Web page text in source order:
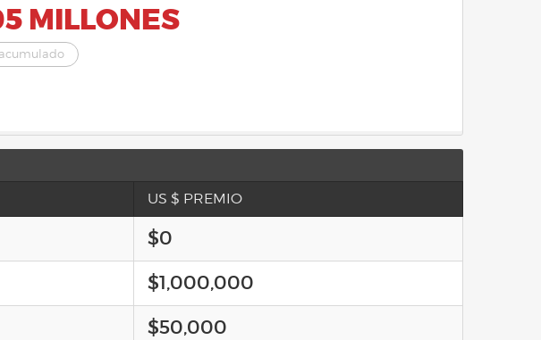
MILLONES
US $ PREMIO
$0
$1,000,000
$50,000